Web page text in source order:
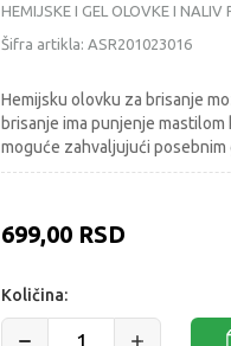
HEMIJSKE I GEL OLOVKE I NALIV
Šifra artikla: ASR201023016
Hemijsku olovku za brisanje
brisanje ima punjenje
moguće zahvaljujući posebnim
699,00 RSD
Količina: